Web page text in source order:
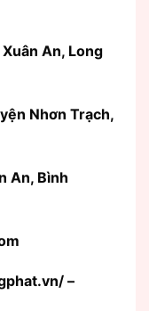
An, Long
Nhơn Trạch,
An, Bình
–